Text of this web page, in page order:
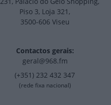
Piso 3, Loja 321,
3500-606 Viseu
Contactos gerais:
geral@968.fm
(+351) 232 432 347
(rede fixa nacional)